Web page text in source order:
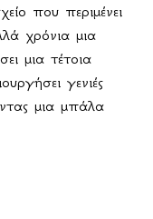
που περιμένει
χρόνια μια
μια τέτοια
γενιές
μια μπάλα